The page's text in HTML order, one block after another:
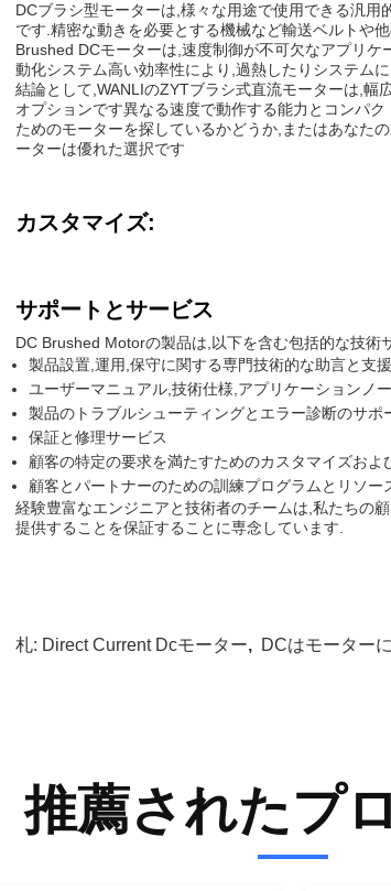
DCブラシ型モーターは,様々な用途で使用できる汎
です.精密な動きを必要とする機械など輸送ベルトや
Brushed DCモーターは,速度制御が不可欠なアプリ
動化システム高い効率性により,過熱したりシステム
結論として,WANLIのZYTブラシ式直流モーターは,幅
オプションです異なる速度で動作する能力とコンパ
ためのモーターを探しているかどうか,またはあなた
ーターは優れた選択です
カスタマイズ:
サポートとサービス
DC Brushed Motorの製品は,以下を含む包括的な技術
製品設置,運用,保守に関する専門技術的な助言と支援
ユーザーマニュアル,技術仕様,アプリケーションノ
製品のトラブルシューティングとエラー診断のサポ
保証と修理サービス
顧客の特定の要求を満たすためのカスタマイズおよ
顧客とパートナーのための訓練プログラムとリソー
経験豊富なエンジニアと技術者のチームは,私たちの
提供することを保証することに専念しています.
札: Direct Current Dcモーター, DCはモーター
推薦されたプ